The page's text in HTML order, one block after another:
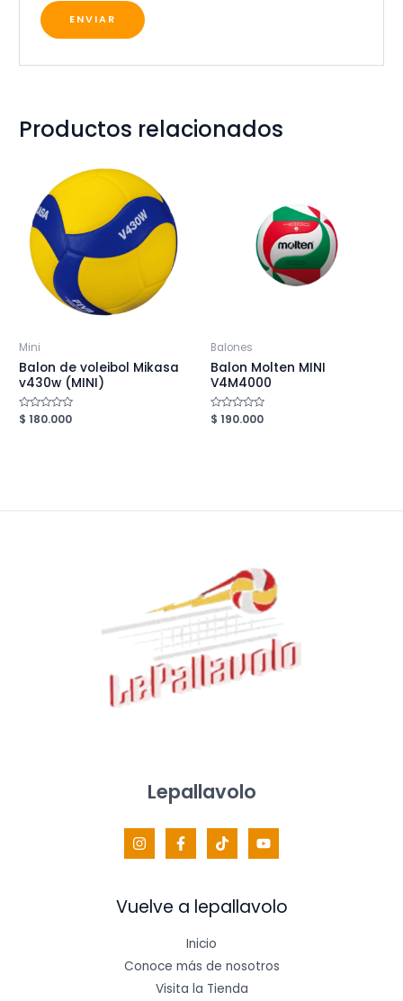
Productos relacionados
Mini
Balon de voleibol Mikasa
v430w (MINI)
Valorado
en
$ 180.000
Balones
Balon Molten MINI
V4M4000
Valorado
en
$ 190.000
Lepallavolo
Vuelve a lepallavolo
Inicio
Conoce más de nosotros
Visita la Tienda